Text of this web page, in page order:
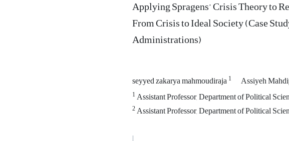
Applying Spragens’ Crisis Theory to
From Crisis to Ideal Society (Case
Administrations)
seyyed zakarya mahmoudiraja1 Assiyeh
1Assistant Professor, Department of Political
2Assistant Professor, Department of Political